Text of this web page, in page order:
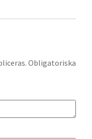
Obligatoriska